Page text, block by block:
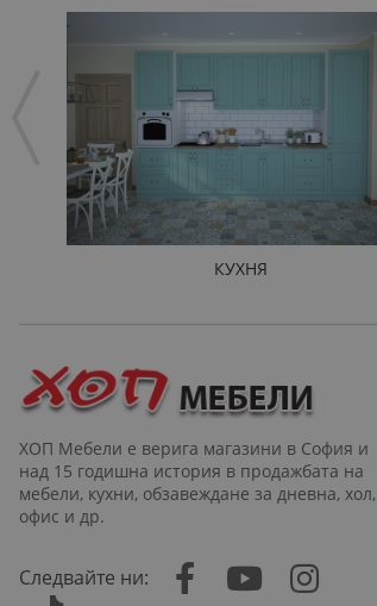
КУХНЯ
ХОП Мебели е верига магазини в София и
над 15 годишна история в продажбата на
мебели, кухни, обзавеждане за дневна, хол,
офис и др.
Следвайте ни: